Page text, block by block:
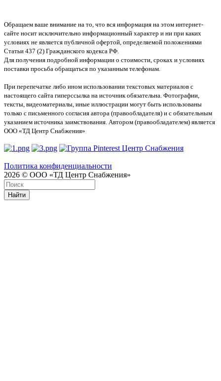
Обращаем ваше внимание на то, что вся информация на этом интернет-
сайте носит исключительно информационный характер и ни при каких
условиях не является публичной офертой, определяемой положениями
Статьи 437 (2) Гражданского кодекса РФ.
Для получения подробной информации о стоимости, сроках и условиях
поставки просьба обращаться по указанным телефонам.
При перепечатке либо ином использовании текстовых материалов с
настоящего сайта гиперссылка на источник обязательна. Фотографии,
тексты, видеоматериалы, иные иллюстрации могут быть использованы
только с письменного согласия автора (правообладателя) и с обязательным
указанием источника заимствования. Автором (правообладателем) является
ООО «ТД Центр Снабжения»
Политика конфиденциальности
2026 © ООО «ТД Центр Снабжения»
Найти